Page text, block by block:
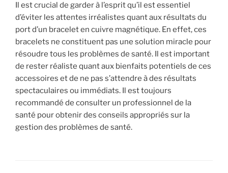
Il est crucial de garder à l’esprit qu’il est essentiel
d’éviter les attentes irréalistes quant aux résultats du
port d’un bracelet en cuivre magnétique. En effet, ces
bracelets ne constituent pas une solution miracle pour
résoudre tous les problèmes de santé. Il est important
de rester réaliste quant aux bienfaits potentiels de ces
accessoires et de ne pas s’attendre à des résultats
spectaculaires ou immédiats. Il est toujours
recommandé de consulter un professionnel de la
santé pour obtenir des conseils appropriés sur la
gestion des problèmes de santé.